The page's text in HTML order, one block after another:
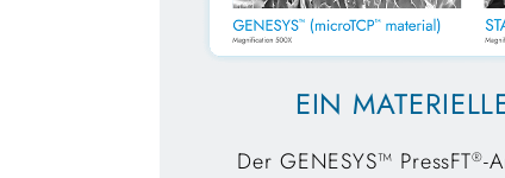
EIN
Der GENESYS™ PressFT®-